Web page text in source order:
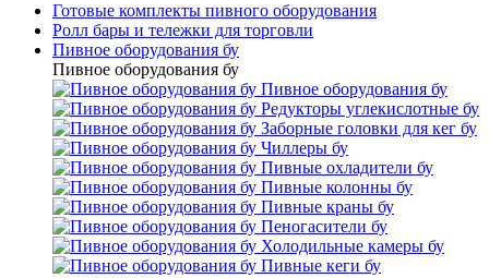
Готовые комплекты пивного оборудования
Ролл бары и тележки для торговли
Пивное оборудования бу
Пивное оборудования бу
Пивное оборудования бу
Редукторы углекислотные бу
Заборные головки для кег бу
Чиллеры бу
Пивные охладители бу
Пивные колонны бу
Пивные краны бу
Пеногасители бу
Холодильные камеры бу
Пивные кеги бу